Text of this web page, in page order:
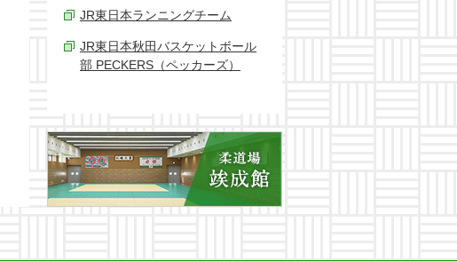
JR東日本ランニングチーム
JR東日本秋田バスケットボール
部 PECKERS（ペッカーズ）